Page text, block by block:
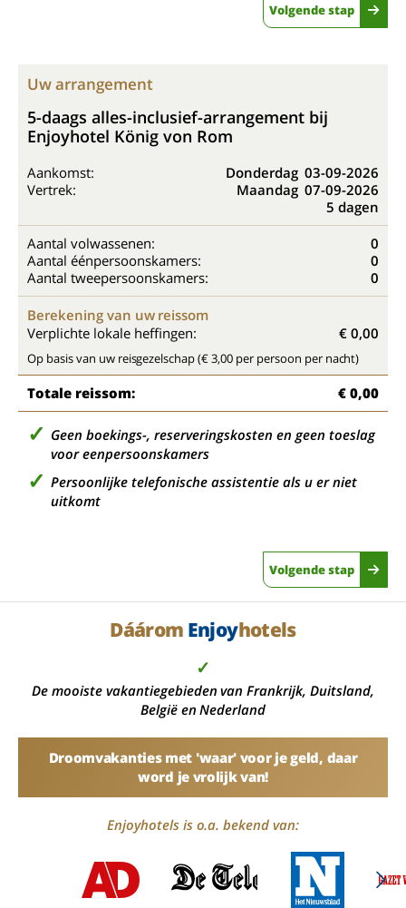
Volgende stap
Uw arrangement
5-daags alles-inclusief-arrangement bij
Enjoyhotel König von Rom
Aankomst: Donderdag 03-09-2026
Vertrek:
Maandag 07-09-2026
5 dagen
Aantal volwassenen:
0
Aantal éénpersoonskamers:
0
Aantal tweepersoonskamers:
0
Berekening van uw reissom
Verplichte lokale heffingen:
€ 0,00
Op basis van uw reisgezelschap (€ 3,00 per persoon per nacht)
Totale reissom: € 0,00
Geen boekings-, reserveringskosten en geen toeslag
voor eenpersoonskamers
Persoonlijke telefonische assistentie als u er niet
uitkomt
Volgende stap
Dáárom Enjoyhotels
✓
De mooiste vakantiegebieden van Frankrijk, Duitsland,
België en Nederland
Droomvakanties met 'waar' voor je geld, daar
word je vrolijk van!
Enjoyhotels is o.a. bekend van: